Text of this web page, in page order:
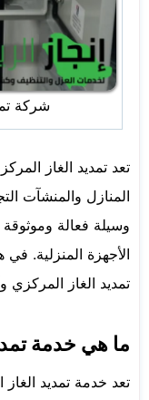
شركة
تعد تمديد الغاز
المنازل والمنشآت
وسيلة فعالة
الأجهزة المنزلية.
تمديد الغاز المركزي
ما هي خدمة
تعد خدمة تمديد